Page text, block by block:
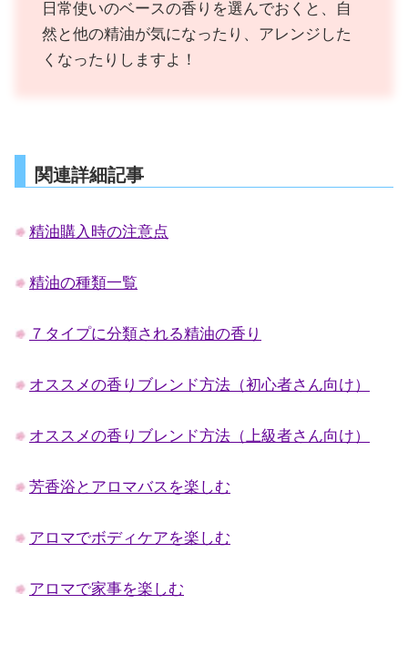
日常使いのベースの香りを選んでおくと、自
然と他の精油が気になったり、アレンジした
くなったりしますよ！
関連詳細記事
精油購入時の注意点
精油の種類一覧
７タイプに分類される精油の香り
オススメの香りブレンド方法（初心者さん向け）
オススメの香りブレンド方法（上級者さん向け）
芳香浴とアロマバスを楽しむ
アロマでボディケアを楽しむ
アロマで家事を楽しむ